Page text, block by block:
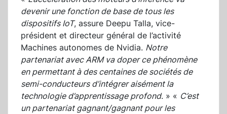
devenir une fonction de base de tous les
dispositifs IoT, assure Deepu Talla, vice-
président et directeur général de l’activité
Machines autonomes de Nvidia. Notre
partenariat avec ARM va doper ce phénomène
en permettant à des centaines de sociétés de
semi-conducteurs d’intégrer aisément la
technologie d’apprentissage profond. » « C’est
un partenariat gagnant/gagnant pour les